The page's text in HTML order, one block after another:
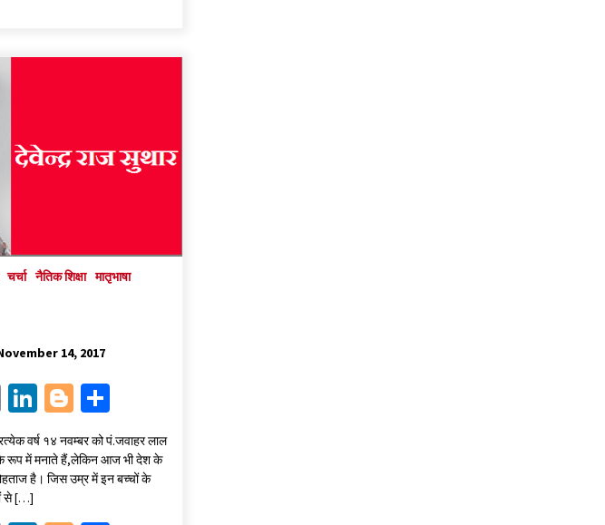
l
dI er e
चर्चा नैतिक शिक्षा मातृभाषा
14, 2017
E
m
ai
l
Li
n
ke
dI
n
Bl
gg
er
S
h
ar
e
वर्ष १४ नवम्बर को पं.जवाहर लाल
रूप में मनाते हैं,लेकिन आज भी देश के
है। जिस उम्र में इन बच्चों के
से […]